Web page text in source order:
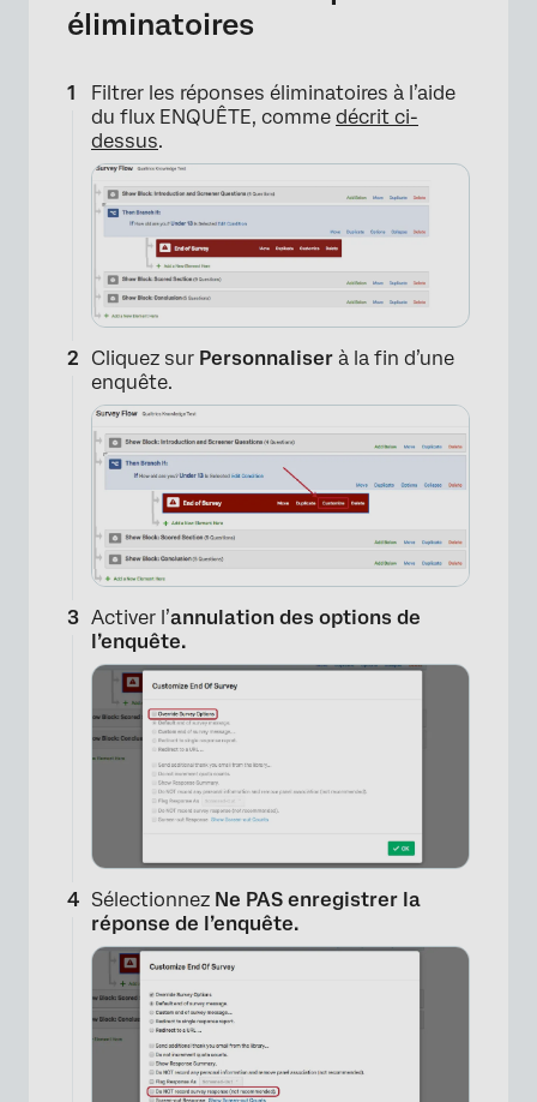
×
éliminatoires
Filtrer les réponses éliminatoires à l’aide
du flux ENQUÊTE, comme décrit ci-
dessus.
Cliquez sur Personnaliser à la fin d’une
enquête.
Activer l’annulation des options de
l’enquête.
Sélectionnez Ne PAS enregistrer la
réponse de l’enquête.